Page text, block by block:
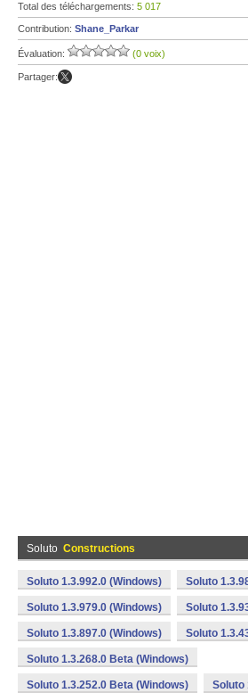
Total des téléchargements: 5 017
Contribution: Shane_Parkar
Évaluation: (0 voix)
Partager:
Soluto Constructions
Soluto 1.3.992.0 (Windows) Soluto
Soluto 1.3.979.0 (Windows) Soluto
Soluto 1.3.897.0 (Windows) Soluto
Soluto 1.3.268.0 Beta (Windows)
Soluto 1.3.252.0 Beta (Windows) Soluto